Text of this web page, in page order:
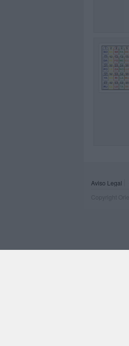
Aviso Legal